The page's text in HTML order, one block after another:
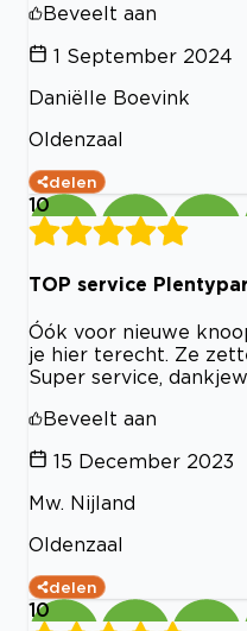
Beveelt aan
1 September 2024
Daniëlle Boevink
Oldenzaal
delen
10
TOP service
Óók voor nieuwe
je hier terecht. Ze
Super service,
Beveelt aan
15 December 2023
Mw. Nijland
Oldenzaal
delen
10